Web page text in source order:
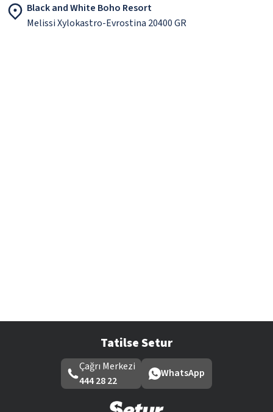
Black and White Boho Resort
Melissi Xylokastro-Evrostina 20400 GR
Tatilse Setur
Çağrı Merkezi
444 28 22
WhatsApp